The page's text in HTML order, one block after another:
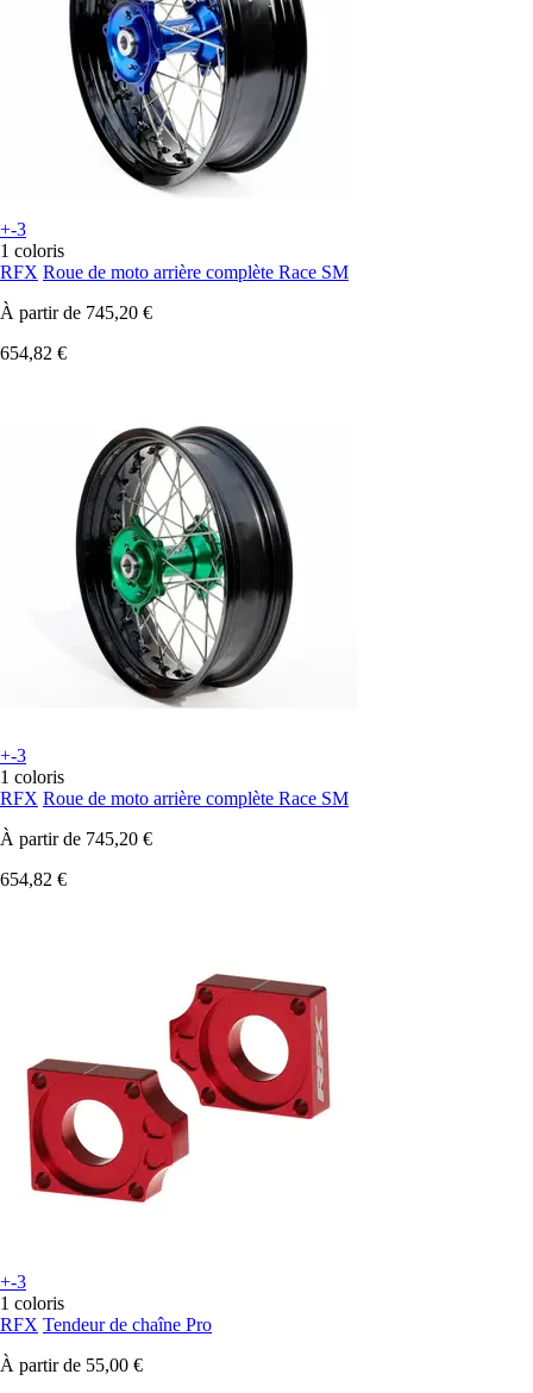
+-3
1 coloris
RFX Roue de moto arrière complète Race SM
À partir de 745,20 €
654,82 €
+-3
1 coloris
RFX Roue de moto arrière complète Race SM
À partir de 745,20 €
654,82 €
+-3
1 coloris
RFX Tendeur de chaîne Pro
À partir de 55,00 €